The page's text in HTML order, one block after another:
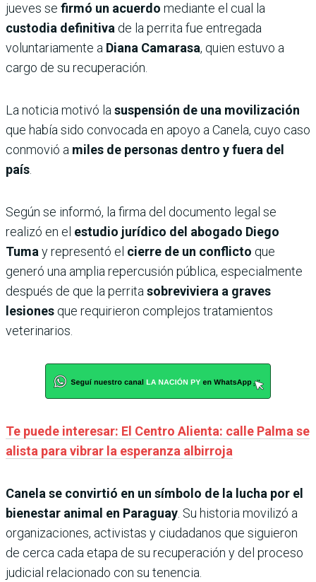
jueves se firmó un acuerdo mediante el cual la
custodia definitiva de la perrita fue entregada
voluntariamente a Diana Camarasa, quien estuvo a
cargo de su recuperación.
La noticia motivó la suspensión de una movilización
que había sido convocada en apoyo a Canela, cuyo caso
conmovió a miles de personas dentro y fuera del
país
Según se informó, la firma del documento legal se
realizó en el estudio jurídico del abogado Diego
Tuma y representó el cierre de un conflicto que
generó una amplia repercusión pública, especialmente
después de que la perrita sobreviviera a graves
lesiones que requirieron complejos tratamientos
veterinarios.
Te puede interesar: El Centro Alienta: calle Palma se
alista para vibrar la esperanza albirroja
Canela se convirtió en un símbolo de la lucha por el
bienestar animal en Paraguay . Su historia movilizó a
organizaciones, activistas y ciudadanos que siguieron
de cerca cada etapa de su recuperación y del proceso
judicial relacionado con su tenencia.